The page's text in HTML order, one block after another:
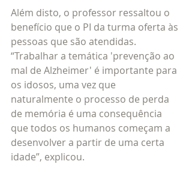
Além disto, o professor ressaltou o
benefício que o PI da turma oferta às
pessoas que são atendidas.
“Trabalhar a temática 'prevenção ao
mal de Alzheimer' é importante para
os idosos, uma vez que
naturalmente o processo de perda
de memória é uma consequência
que todos os humanos começam a
desenvolver a partir de uma certa
idade”, explicou.